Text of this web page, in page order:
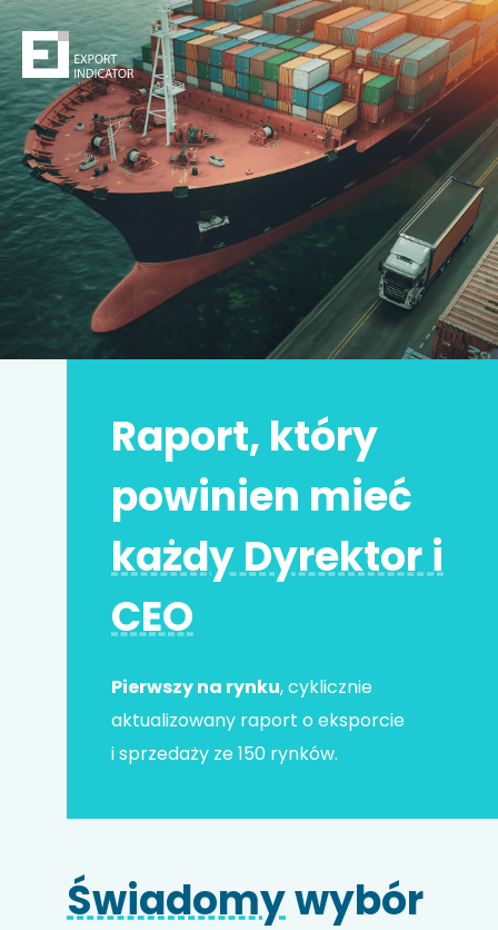
Zamów raport
Decydując się na zakup raportu, kupujesz z jednej
stronybezpieczeństwo
z drugiej zwiększasz swoje
szanse na sukces.
Zyskujesz prawdziwą przewagę konkurencyjną.
Może to Twojanajlepsza inwestycja w życiu!
Adres e-mail*
Kod HS
Raport, który
powinien mieć
każdy Dyrektor i
CEO
Pierwszy na rynku, cyklicznie
aktualizowany raport o eksporcie
i sprzedaży ze 150 rynków.
Świadomywybór